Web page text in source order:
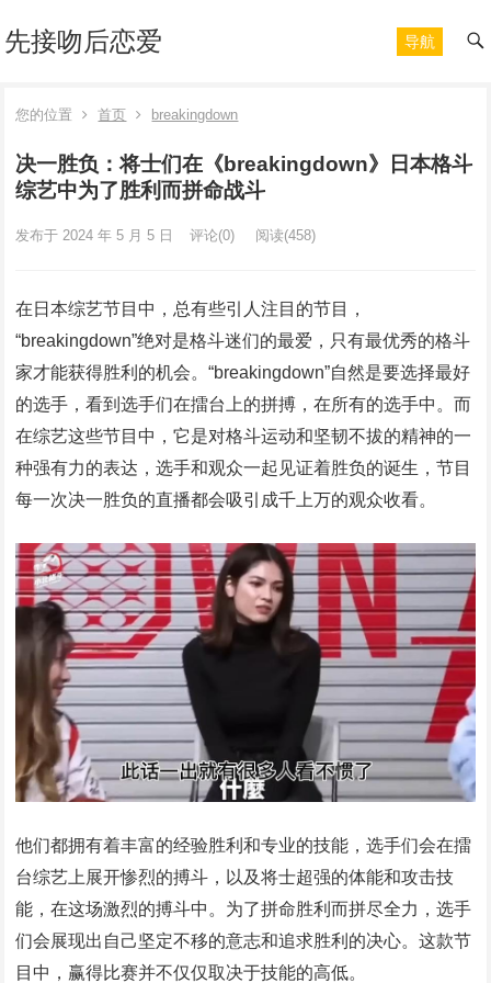
先接吻后恋爱 导航
您的位置 首页 breakingdown
决一胜负：将士们在《breakingdown》日本格斗
综艺中为了胜利而拼命战斗
发布于 2024 年 5 月 5 日 评论(0) 阅读(458)
在日本综艺节目中，总有些引人注目的节目，
“breakingdown”绝对是格斗迷们的最爱，只有最优秀的格斗
家才能获得胜利的机会。“breakingdown”自然是要选择最好
的选手，看到选手们在擂台上的拼搏，在所有的选手中。而
在综艺这些节目中，它是对格斗运动和坚韧不拔的精神的一
种强有力的表达，选手和观众一起见证着胜负的诞生，节目
每一次决一胜负的直播都会吸引成千上万的观众收看。
他们都拥有着丰富的经验胜利和专业的技能，选手们会在擂
台综艺上展开惨烈的搏斗，以及将士超强的体能和攻击技
能，在这场激烈的搏斗中。为了拼命胜利而拼尽全力，选手
们会展现出自己坚定不移的意志和追求胜利的决心。这款节
目中，赢得比赛并不仅仅取决于技能的高低。